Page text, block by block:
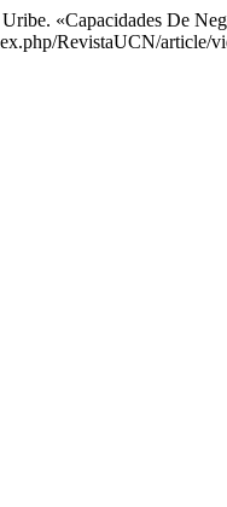
«Capacidades De
RevistaUCN/article/